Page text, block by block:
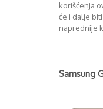
korišćenja
će i dalje
naprednije
Samsung